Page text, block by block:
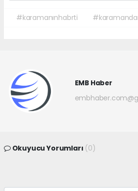
#karamanınhabrti
EMB Haber
Okuyucu Yorumları (0)